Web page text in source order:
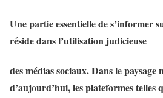
Une partie essentielle de s’informer
réside dans l’utilisation judicieuse
des médias sociaux. Dans le paysage
d’aujourd’hui, les plateformes telles